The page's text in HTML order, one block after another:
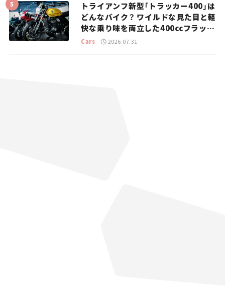
トライアンフ新型「トラッカー400」は
どんなバイク？ ワイルドな見た目と軽
快な乗り味を両立した400ccフラット
トラッカー【試乗レビュー】
Cars 2026.07.31